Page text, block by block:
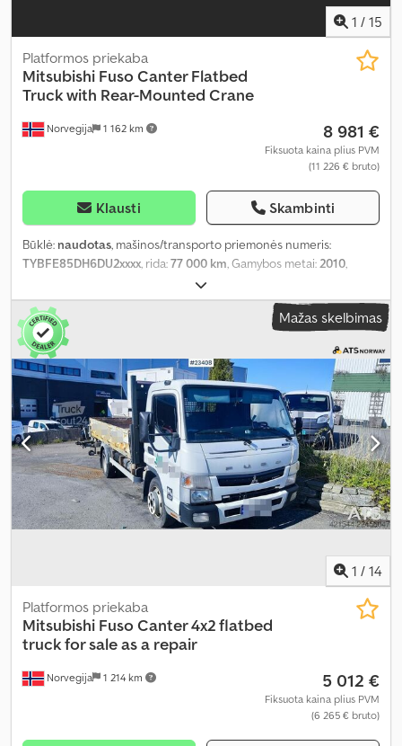
1 / 15
Norvegija 1 162 km
Platformos priekaba
Mitsubishi Fuso Canter Flatbed
Truck with Rear-Mounted Crane
8 981 €
Fiksuota kaina plius PVM
(11 226 € bruto)
Klausti Skambinti
Būklė: naudotas, mašinos/transporto priemonės numeris:
TYBFE85DH6DU2xxxx, rida:77 000 km, Gamybos metai:2010,
Mažas skelbimas
1 / 14
Norvegija 1 214 km
Platformos priekaba
Mitsubishi Fuso Canter 4x2 flatbed
truck for sale as a repair
5 012 €
Fiksuota kaina plius PVM
(6 265 € bruto)